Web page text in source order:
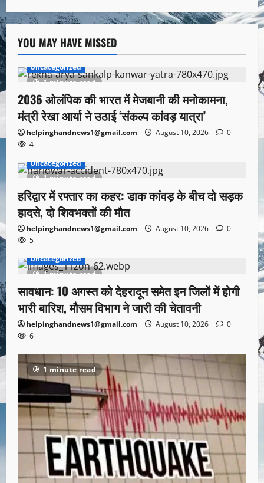
YOU MAY HAVE MISSED
1 minute read
Uncategorized
2036 ओलंपिक की भारत में मेजबानी की मनोकामना,
मंत्री रेखा आर्या ने उठाई ‘संकल्प कांवड़ यात्रा’
helpinghandnews1@gmail.com August 10, 2026
0
4
1 minute read
Uncategorized
हरिद्वार में रफ्तार का कहर: डाक कांवड़ के बीच दो सड़क
हादसे, दो शिवभक्तों की मौत
helpinghandnews1@gmail.com August 10, 2026
0
5
1 minute read
Uncategorized
सावधान: 10 अगस्त को देहरादून समेत इन जिलों में होगी
भारी बारिश, मौसम विभाग ने जारी की चेतावनी
helpinghandnews1@gmail.com August 10, 2026
0
6
1 minute read